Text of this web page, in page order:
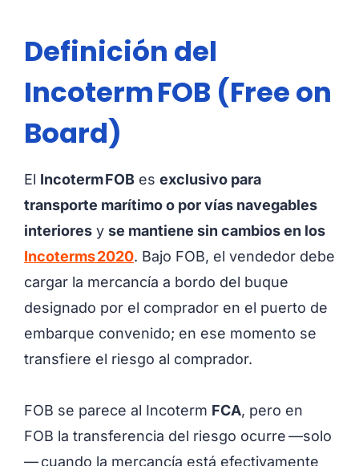
Definición del
Incoterm FOB (Free on
Board)
El Incoterm FOB es exclusivo para
transporte marítimo o por vías navegables
interiores y se mantiene sin cambios en los
Incoterms 2020. Bajo FOB, el vendedor debe
cargar la mercancía a bordo del buque
designado por el comprador en el puerto de
embarque convenido; en ese momento se
transfiere el riesgo al comprador.
FOB se parece al Incoterm FCA, pero en
FOB la transferencia del riesgo ocurre —solo
— cuando la mercancía está efectivamente